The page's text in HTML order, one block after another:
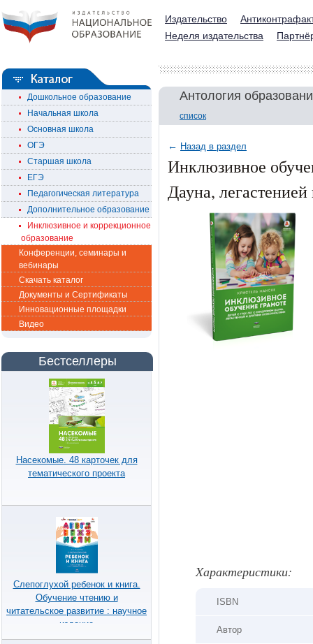
Издательство
Неделя издательства
Дошкольное образование
Начальная школа
Основная школа
ОГЭ
Старшая школа
ЕГЭ
Педагогическая литература
Дополнительное образование
Инклюзивное и коррекционное
образование
Конференции, семинары и
вебинары
Скачать каталог
Документы и Сертификаты
Инновационные площадки
Видео
Бестселлеры
Насекомые. 48 карточек для
тематического проекта
Слепоглухой ребенок и книга.
Обучение чтению и
читательское развитие : научное
издание
Антология
список
← Назад в раздел
Инклюзивное
Дауна,
Xарактеристики:
ISBN
Автор